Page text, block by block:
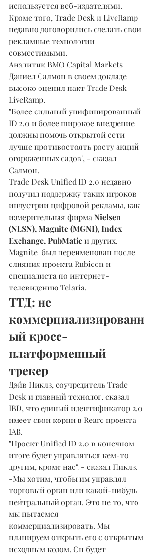
используется веб-издателями.
Кроме того, Trade Desk и LiveRamp
недавно договорились сделать свои
рекламные технологии
совместимыми.
Аналитик BMO Capital Markets
Дэниел Салмон в своем докладе
высоко оценил пакт Trade Desk-
LiveRamp.
"Более сильный унифицированный
ID 2.0 и более широкое внедрение
должны помочь открытой сети
лучше противостоять росту акций
огороженных садов", - сказал
Салмон.
Trade Desk Unified ID 2.0 недавно
получил поддержку таких игроков
индустрии цифровой рекламы, как
измерительная фирма Nielsen
(NLSN), Magnite (MGNI), Index
Exchange, PubMatic и других.
Magnite  был переименован после
слияния проекта Rubicon и
специалиста по интернет-
телевидению Telaria.
ТТД: не
коммерциализированн
ый кросс-
платформенный
трекер
Дэйв Пиклз, соучредитель Trade
Desk и главный технолог, сказал
IBD, что единый идентификатор 2.0
имеет свои корни в Rearc проекта
IAB.
"Проект Unified ID 2.0 в конечном
итоге будет управляться кем-то
другим, кроме нас", - сказал Пиклз.
-Мы хотим, чтобы им управлял
торговый орган или какой-нибудь
нейтральный орган. Это не то, что
мы пытаемся
коммерциализировать. Мы
планируем открыть его с открытым
исходным кодом. Он будет